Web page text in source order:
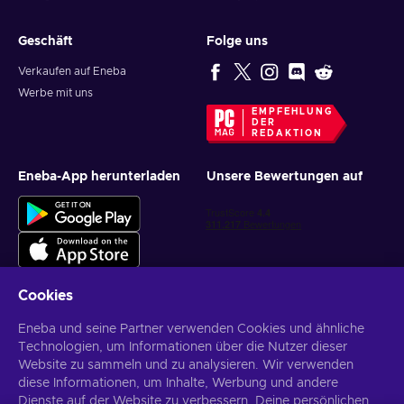
Just follow the instructions provided below:
Go to twitch.tv/redeem
Enter the code you received via email into the field;
and you’re all done!
Geschäft
Verkaufen auf Eneba
Werbe mit uns
Folge uns
EMPFEHLUNG
DER
REDAKTION
Eneba-App herunterladen Unsere Bewertungen auf
Abonnieren
Du kannst dich jederzeit wieder abmelden. Weitere Informationen in
Cookies
Eneba und seine Partner verwenden Cookies und ähnliche
Technologien, um Informationen über die Nutzer dieser
Website zu sammeln und zu analysieren. Wir verwenden
diese Informationen, um Inhalte, Werbung und andere
Dienste auf der Website zu verbessern. Deine persönlichen